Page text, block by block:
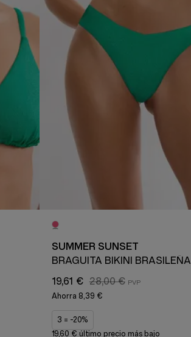
SUMMER SUNSET
BRAGUITA BIKINI BRASILEÑA
19,61 € 28,00 €
Ahorra 8,39 €
3 = -20%
19,60 € último precio más bajo